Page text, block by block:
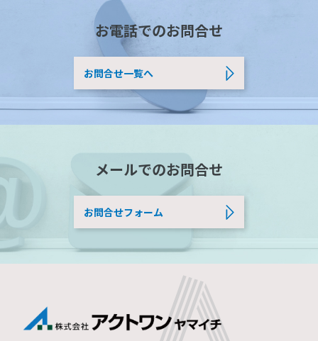
お電話でのお問合せ
お問合せ一覧へ
メールでのお問合せ
お問合せフォーム